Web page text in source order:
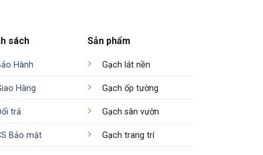
sách
Hành
Hàng
trả
Bảo mật
Sản phẩm
Gạch lát nền
Gạch ốp tường
Gạch sân vườn
Gạch trang trí